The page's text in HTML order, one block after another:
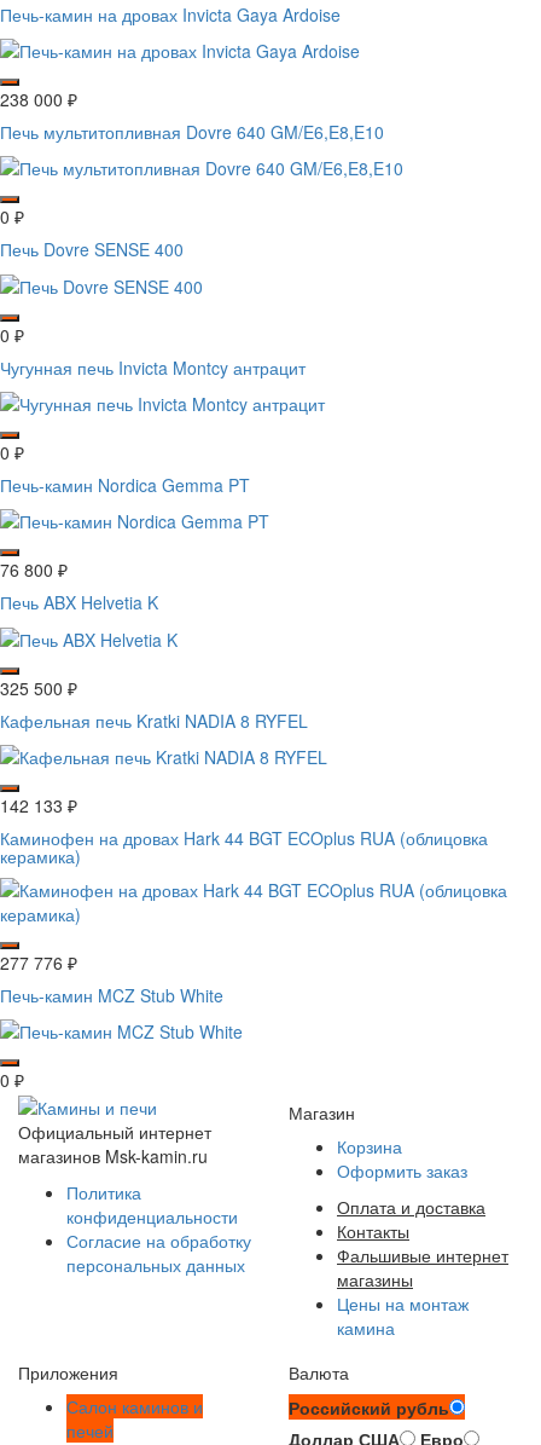
Печь-камин на дровах Invicta Gaya Ardoise
238 000 ₽
Печь мультитопливная Dovre 640 GM/E6,E8,E10
0 ₽
Печь Dovre SENSE 400
0 ₽
Чугунная печь Invicta Montcy антрацит
0 ₽
Печь-камин Nordica Gemma PT
76 800 ₽
Печь ABX Helvetia K
325 500 ₽
Кафельная печь Kratki NADIA 8 RYFEL
142 133 ₽
Каминофен на дровах Hark 44 BGT ECOplus RUA (облицовка
керамика)
277 776 ₽
Печь-камин MCZ Stub White
0 ₽
Официальный интернет
магазинов Msk-kamin.ru
Политика
конфиденциальности
Согласие на обработку
персональных данных
Магазин
Корзина
Оформить заказ
Оплата и доставка
Контакты
Фальшивые интернет
магазины
Цены на монтаж
камина
Приложения
Салон каминов и
печей
Валюта
Российский рубль
Доллар США
Евро